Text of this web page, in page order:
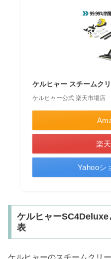
ケルヒャー スチームク
ケルヒャー公式 楽天市場店
楽
Yahooシ
ケルヒャー
表
ケルヒャーのスチームクリ